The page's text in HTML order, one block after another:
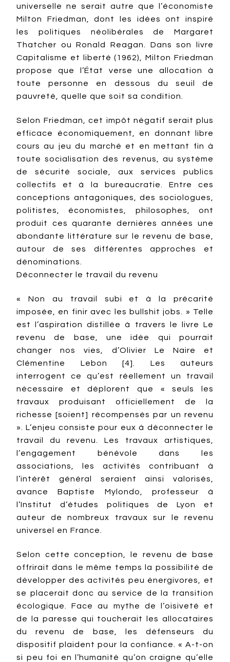
universelle ne serait autre que l’économiste
Milton Friedman, dont les idées ont inspiré
les politiques néolibérales de Margaret
Thatcher ou Ronald Reagan. Dans son livre
Capitalisme et liberté (1962), Milton Friedman
propose que l’État verse une allocation à
toute personne en dessous du seuil de
pauvreté, quelle que soit sa condition.
Selon Friedman, cet impôt négatif serait plus
efficace économiquement, en donnant libre
cours au jeu du marché et en mettant fin à
toute socialisation des revenus, au système
de sécurité sociale, aux services publics
collectifs et à la bureaucratie. Entre ces
conceptions antagoniques, des sociologues,
politistes, économistes, philosophes, ont
produit ces quarante dernières années une
abondante littérature sur le revenu de base,
autour de ses différentes approches et
dénominations.
Déconnecter le travail du revenu
« Non au travail subi et à la précarité
imposée, en finir avec les bullshit jobs. » Telle
est l’aspiration distillée à travers le livre Le
revenu de base, une idée qui pourrait
changer nos vies, d’Olivier Le Naire et
Clémentine Lebon [4]. Les auteurs
interrogent ce qu’est réellement un travail
nécessaire et déplorent que « seuls les
travaux produisant officiellement de la
richesse [soient] récompensés par un revenu
». L’enjeu consiste pour eux à déconnecter le
travail du revenu. Les travaux artistiques,
l’engagement bénévole dans les
associations, les activités contribuant à
l’intérêt général seraient ainsi valorisés,
avance Baptiste Mylondo, professeur à
l’Institut d’études politiques de Lyon et
auteur de nombreux travaux sur le revenu
universel en France.
Selon cette conception, le revenu de base
offrirait dans le même temps la possibilité de
développer des activités peu énergivores, et
se placerait donc au service de la transition
écologique. Face au mythe de l’oisiveté et
de la paresse qui toucherait les allocataires
du revenu de base, les défenseurs du
dispositif plaident pour la confiance. « A-t-on
si peu foi en l’humanité qu’on craigne qu’elle